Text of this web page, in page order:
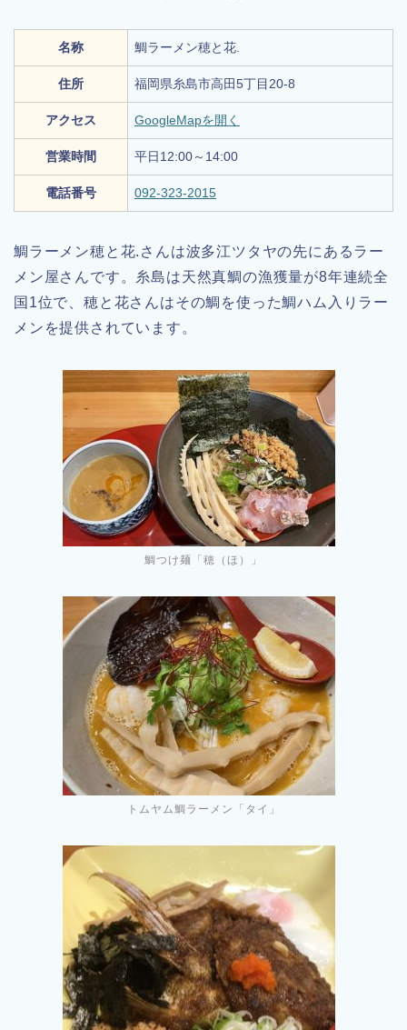
名称 鯛ラーメン穂と花.
住所 福岡県糸島市高田5丁目20-8
アクセス GoogleMapを開く
営業時間 平日12:00～14:00
電話番号 092-323-2015
鯛ラーメン穂と花.さんは波多江ツタヤの先にあるラー
メン屋さんです。糸島は天然真鯛の漁獲量が8年連続全
国1位で、穂と花さんはその鯛を使った鯛ハム入りラー
メンを提供されています。
鯛つけ麺「穂（ほ）」
トムヤム鯛ラーメン「タイ」